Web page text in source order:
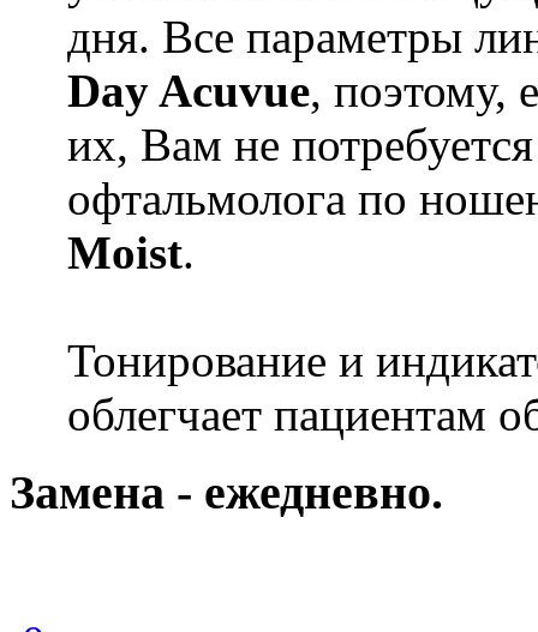
дня. Все параметры
Day Acuvue, поэтому,
их, Вам не
офтальмолога по
Moist.
Тонирование и
облегчает пациентам
Замена - ежедневно.